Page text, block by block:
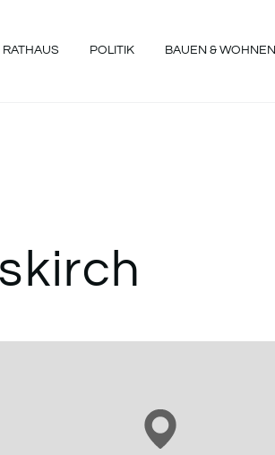
RATHAUS POLITIK BAUEN & WOHNEN